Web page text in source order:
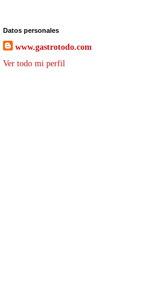
Datos personales
www.gastrotodo.com
Ver todo mi perfil